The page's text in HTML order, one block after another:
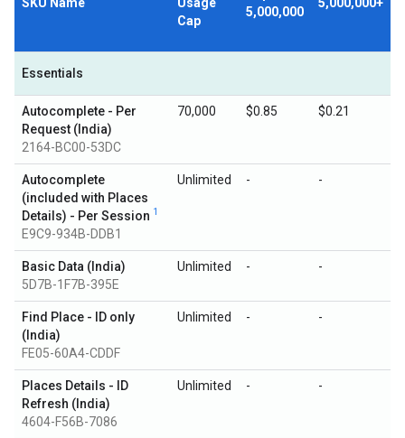
Cap
5,000,000
Essentials
Autocomplete - Per
Request (India)
2164-BC00-53DC
70,000 $0.85 $0.21
Autocomplete
(included with Places
Details) - Per Session 1
E9C9-934B-DDB1
Unlimited - -
Basic Data (India)
5D7B-1F7B-395E
Unlimited - -
Find Place - ID only
(India)
FE05-60A4-CDDF
Unlimited - -
Places Details - ID
Refresh (India)
4604-F56B-7086
Unlimited - -